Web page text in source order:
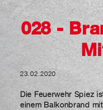
028 -
23.02.2020
Die Feuerwehr Spiez
einem Balkonbrand